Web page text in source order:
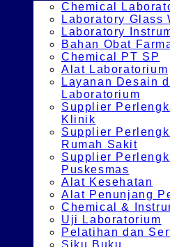
Chemical
Laboratory Glass
Laboratory
Bahan Obat
Chemical PT SP
Alat Laboratorium
Layanan Desain
Laboratorium
Supplier
Klinik
Supplier
Rumah Sakit
Supplier
Puskesmas
Alat Kesehatan
Alat Penunjang
Chemical &
Uji Laboratorium
Pelatihan dan
Siku Buku